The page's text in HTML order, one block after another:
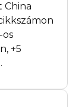
China
-os
+5